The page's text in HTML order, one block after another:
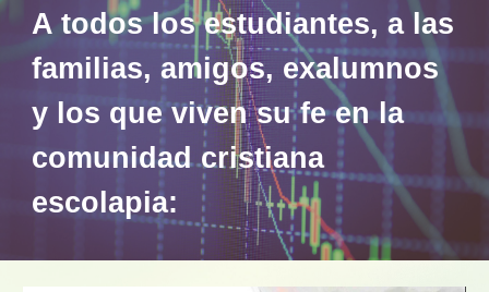
A todos los estudiantes, a las
familias, amigos, exalumnos
y los que viven su fe en la
comunidad cristiana
escolapia: